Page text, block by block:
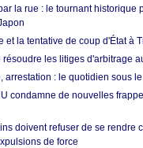
la rue : le tournant historique
et la tentative de coup d'État à
les litiges d'arbitrage
arrestation : le quotidien sous
condamne de nouvelles
doivent refuser de se rendre
de force